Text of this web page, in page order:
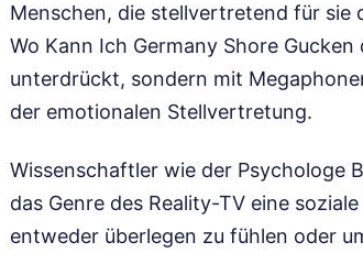
Menschen, die stellvertretend für sie
Wo Kann Ich Germany Shore
unterdrückt, sondern mit
der emotionalen Stellvertretung.
Wissenschaftler wie der Psychologe
das Genre des Reality-TV eine
entweder überlegen zu fühlen oder